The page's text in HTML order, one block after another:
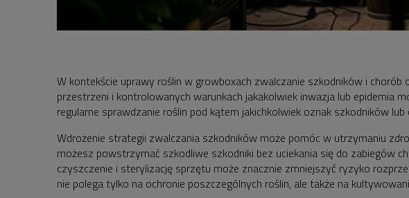
W kontekście uprawy roślin w growboxach zwalczanie szkodników i
przestrzeni i kontrolowanych warunkach jakakolwiek inwazja lub epidemia
regularne sprawdzanie roślin pod kątem jakichkolwiek oznak szkodników lub
Wdrożenie strategii zwalczania szkodników może pomóc w utrzymaniu
możesz powstrzymać szkodliwe szkodniki bez uciekania się do zabiegów
czyszczenie i sterylizację sprzętu może znacznie zmniejszyć ryzyko
nie polega tylko na ochronie poszczególnych roślin, ale także na